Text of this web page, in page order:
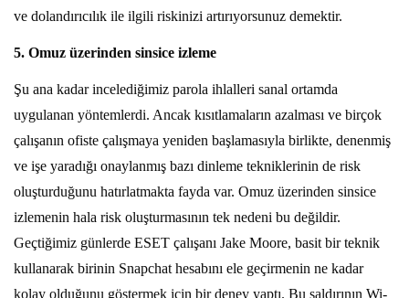
ve dolandırıcılık ile ilgili riskinizi artırıyorsunuz demektir.
5. Omuz üzerinden sinsice izleme
Şu ana kadar incelediğimiz parola ihlalleri sanal ortamda
uygulanan yöntemlerdi. Ancak kısıtlamaların azalması ve birçok
çalışanın ofiste çalışmaya yeniden başlamasıyla birlikte, denenmiş
ve işe yaradığı onaylanmış bazı dinleme tekniklerinin de risk
oluşturduğunu hatırlatmakta fayda var. Omuz üzerinden sinsice
izlemenin hala risk oluşturmasının tek nedeni bu değildir.
Geçtiğimiz günlerde ESET çalışanı Jake Moore, basit bir teknik
kullanarak birinin Snapchat hesabını ele geçirmenin ne kadar
kolay olduğunu göstermek için bir deney yaptı. Bu saldırının Wi-